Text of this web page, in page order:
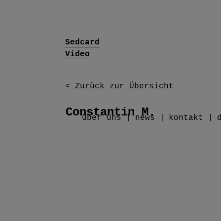
Sedcard
Video
< Zurück zur Übersicht
über uns news kontakt
Constantin M.